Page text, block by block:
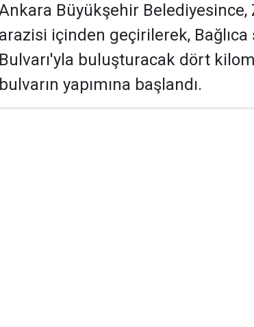
Büyükşehir Belediyesince,
arazisi içinden geçirilerek, Bağlıca
Bulvarı'yla buluşturacak dört
bulvarın yapımına başlandı.